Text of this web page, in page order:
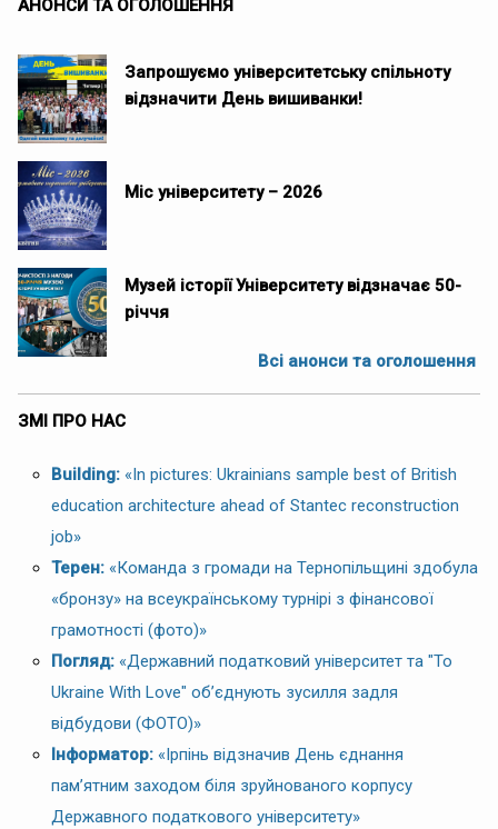
АНОНСИ ТА ОГОЛОШЕННЯ
Запрошуємо університетську спільноту
відзначити День вишиванки!
Міс університету – 2026
Музей історії Університету відзначає 50-
річчя
Всі анонси та оголошення
ЗМІ ПРО НАС
Building: «In pictures: Ukrainians sample best of British
education architecture ahead of Stantec reconstruction
job»
Терен: «Команда з громади на Тернопільщині здобула
«бронзу» на всеукраїнському турнірі з фінансової
грамотності (фото)»
Погляд: «Державний податковий університет та "To
Ukraine With Love" об’єднують зусилля задля
відбудови (ФОТО)»
Інформатор: «Ірпінь відзначив День єднання
пам’ятним заходом біля зруйнованого корпусу
Державного податкового університету»